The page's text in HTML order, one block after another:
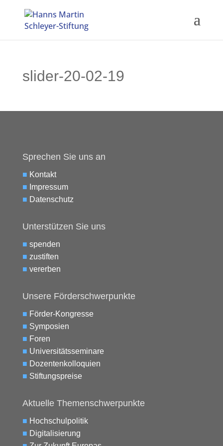
slider-20-02-19
Sprechen Sie uns an
■ Kontakt
■ Impressum
■ Datenschutz
Unterstützen Sie uns
■ spenden
■ zustiften
■ vererben
Unsere Förderschwerpunkte
■ Förder-Kongresse
■ Symposien
■ Foren
■ Universitätsseminare
■ Dozentenkolloquien
■ Stiftungspreise
Aktuelle Themenschwerpunkte
■ Hochschulpolitik
■ Digitalisierung